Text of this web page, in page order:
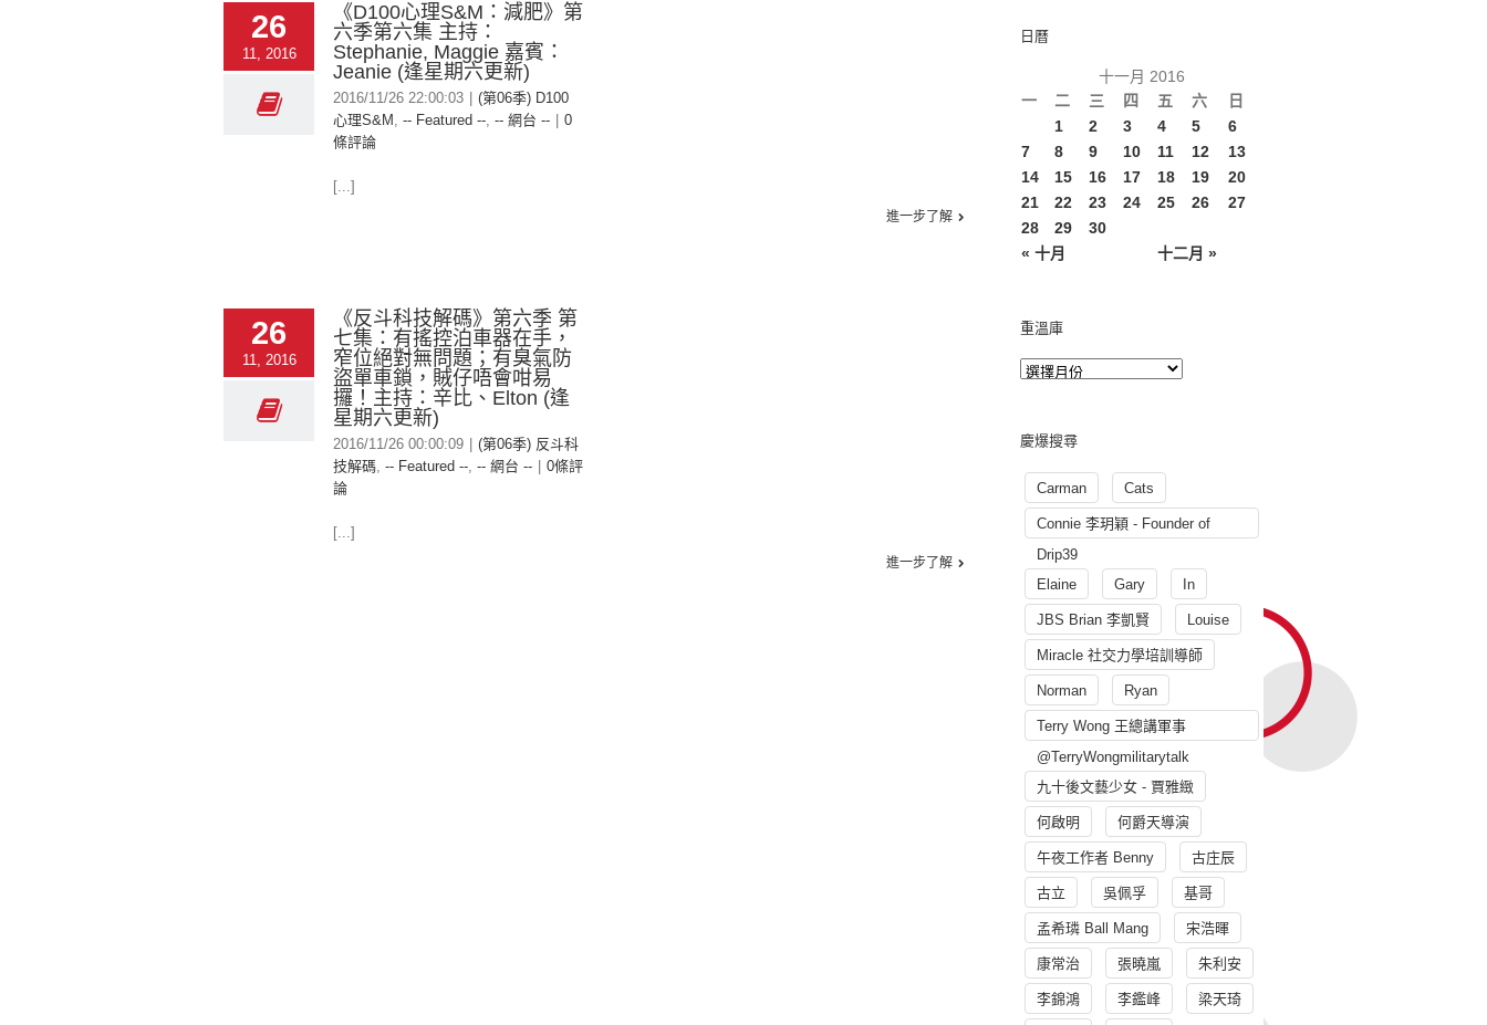
26
11, 2016
《D100心理S&M：減肥》第
六季第六集 主持：
Stephanie, Maggie 嘉賓：
Jeanie (逢星期六更新)
2016/11/26 22:00:03
(第06季) D100
心理S&M , -- Featured --, -- 網台 --
0
條評論
[...]
進一步了解
26
11, 2016
《反斗科技解碼》第六季 第
七集：有搖控泊車器在手，
窄位絕對無問題；有臭氣防
盜單車鎖，賊仔唔會咁易
攞！主持：辛比、Elton (逢
星期六更新)
2016/11/26 00:00:09
(第06季) 反斗科
技解碼, -- Featured --, -- 網台 --
0條評
論
[...]
進一步了解
日曆
十一月 2016
一
二 三 四 五 六 日
« 十月 十二月 »
1 2 3 4 5
6
7
8 9 10 11 12
13
14
15 16 17 18 19
20
21
22 23 24 25 26
27
28
29 30
重溫庫
慶爆搜尋
Carman Cats
Connie 李玥穎 - Founder of
Drip39
Elaine
Gary In
JBS Brian 李凱賢 Louise
Miracle 社交力學培訓導師
Norman Ryan
Terry Wong 王總講軍事
@TerryWongmilitarytalk
九十後文藝少女 - 賈雅緻
何啟明 何爵天導演
午夜工作者 Benny 古庄辰
古立 吳佩孚 基哥
孟希璘 Ball Mang 宋浩暉
康常治 張曉嵐 朱利安
李錦鴻 李鑑峰 梁天琦